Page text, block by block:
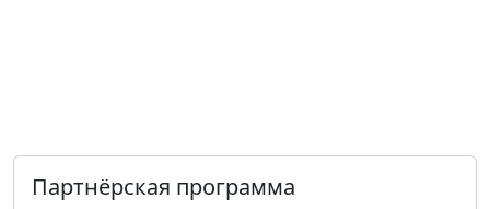
Партнёрская программа